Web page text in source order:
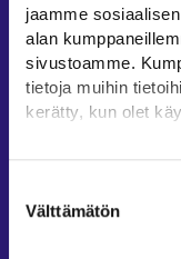
jaamme
alan
sivustoamme.
tietoja muihin
kerätty, kun olet
Löydät tietoa
Lue tarkemmin
valinta
Välttämätön
Yritys- ja
Asiointi- ja Oma
Tuki ja palaute
Työ- ja